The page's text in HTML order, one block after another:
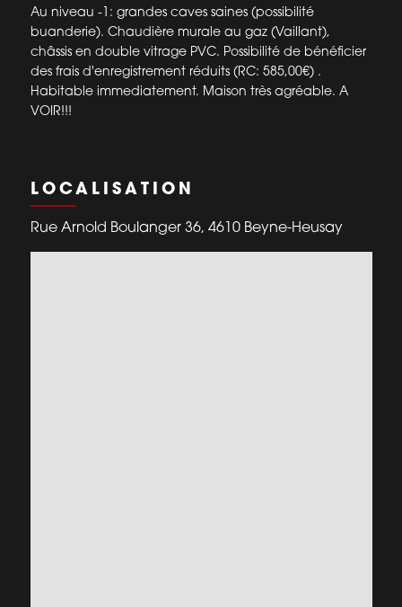
Au niveau -1: grandes caves saines (possibilité
buanderie). Chaudière murale au gaz (Vaillant),
châssis en double vitrage PVC. Possibilité de bénéficier
des frais d'enregistrement réduits (RC: 585,00€) .
Habitable immediatement. Maison très agréable. A
VOIR!!!
LOCALISATION
Rue Arnold Boulanger 36, 4610 Beyne-Heusay